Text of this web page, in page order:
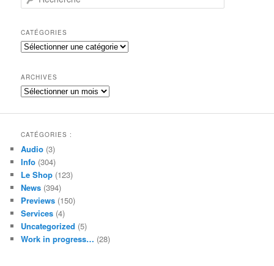
e
h
e
r
h
e
CATÉGORIES
Catégories
ARCHIVES
Archives
CATÉGORIES :
Audio (3)
Info (304)
Le Shop (123)
News (394)
Previews (150)
Services (4)
Uncategorized (5)
Work in progress… (28)